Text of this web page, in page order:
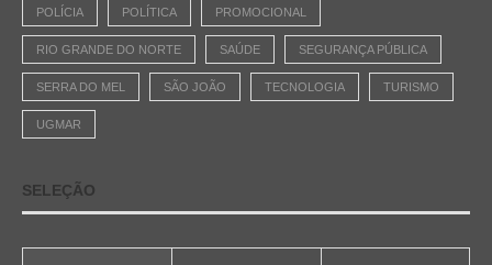
POLÍCIA POLÍTICA PROMOCIONAL
RIO GRANDE DO NORTE SAÚDE SEGURANÇA PÚBLICA
SERRA DO MEL SÃO JOÃO TECNOLOGIA TURISMO
UGMAR
SELEÇÃO